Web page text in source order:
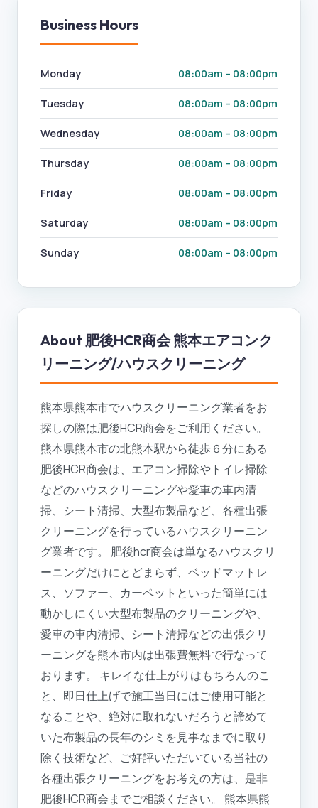
Business Hours
Monday 08:00am – 08:00pm
Tuesday 08:00am – 08:00pm
Wednesday 08:00am – 08:00pm
Thursday 08:00am – 08:00pm
Friday 08:00am – 08:00pm
Saturday 08:00am – 08:00pm
Sunday 08:00am – 08:00pm
About 肥後HCR商会 熊本エアコンク
リーニング/ハウスクリーニング
熊本県熊本市でハウスクリーニング業者をお
探しの際は肥後HCR商会をご利用ください。
熊本県熊本市の北熊本駅から徒歩６分にある
肥後HCR商会は、エアコン掃除やトイレ掃除
などのハウスクリーニングや愛車の車内清
掃、シート清掃、大型布製品など、各種出張
クリーニングを行っているハウスクリーニン
グ業者です。 肥後hcr商会は単なるハウスクリ
ーニングだけにとどまらず、ベッドマットレ
ス、ソファー、カーペットといった簡単には
動かしにくい大型布製品のクリーニングや、
愛車の車内清掃、シート清掃などの出張クリ
ーニングを熊本市内は出張費無料で行なって
おります。 キレイな仕上がりはもちろんのこ
と、即日仕上げで施工当日にはご使用可能と
なることや、絶対に取れないだろうと諦めて
いた布製品の長年のシミを見事なまでに取り
除く技術など、ご好評いただいている当社の
各種出張クリーニングをお考えの方は、是非
肥後HCR商会までご相談ください。 熊本県熊